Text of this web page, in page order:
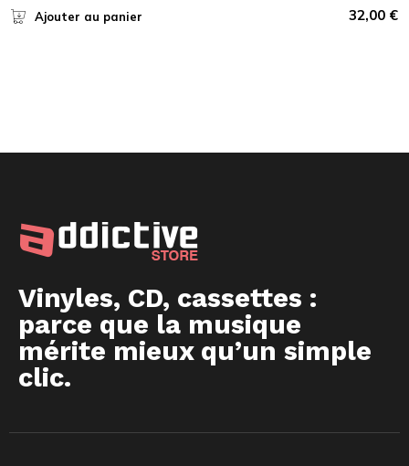
Ajouter au panier 32,00 €
Vinyles, CD, cassettes :
parce que la musique
mérite mieux qu’un simple
clic.